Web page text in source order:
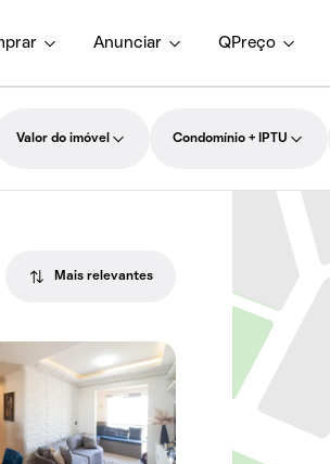
Anunciar QPreço
Valor do imóvel Condomínio + IPTU
Mais relevantes